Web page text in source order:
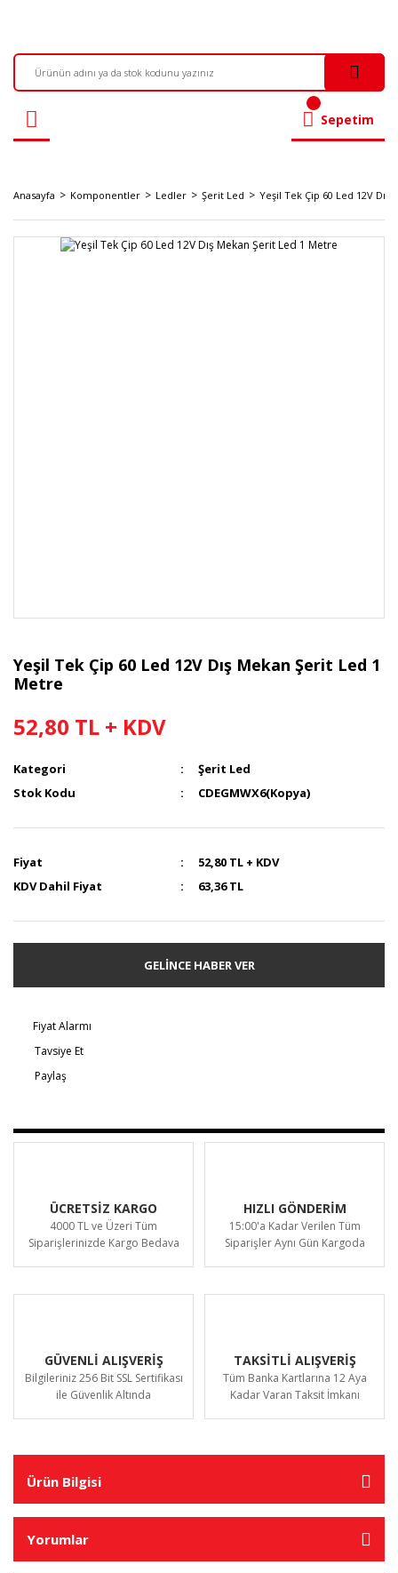
Sepetim
Anasayfa Komponentler Ledler Şerit Led Yeşil Tek Çip 60 Led 12V
Yeşil Tek Çip 60 Led 12V Dış Mekan Şerit Led 1
Metre
52,80 TL + KDV
Kategori
Şerit Led
Stok Kodu
CDEGMWX6(Kopya)
Fiyat
52,80 TL + KDV
KDV Dahil Fiyat
63,36 TL
GELİNCE HABER VER
Fiyat Alarmı
Tavsiye Et
Paylaş
ÜCRETSİZ KARGO
4000 TL ve Üzeri Tüm
Siparişlerinizde Kargo Bedava
HIZLI GÖNDERİM
15:00'a Kadar Verilen Tüm
Siparişler Aynı Gün Kargoda
GÜVENLİ ALIŞVERİŞ
Bilgileriniz 256 Bit SSL Sertifikası
ile Güvenlik Altında
TAKSİTLİ ALIŞVERİŞ
Tüm Banka Kartlarına 12 Aya
Kadar Varan Taksit İmkanı
Ürün Bilgisi
Yorumlar